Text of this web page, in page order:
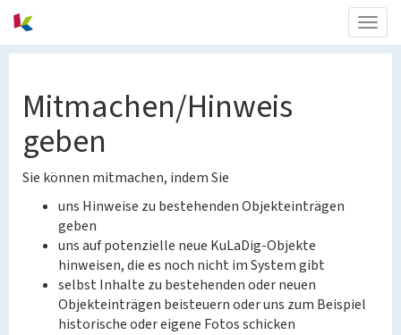
Mitmachen/Hinweis
geben
Sie können mitmachen, indem Sie
uns Hinweise zu bestehenden Objekteinträgen
geben
uns auf potenzielle neue KuLaDig-Objekte
hinweisen, die es noch nicht im System gibt
selbst Inhalte zu bestehenden oder neuen
Objekteinträgen beisteuern oder uns zum Beispiel
historische oder eigene Fotos schicken